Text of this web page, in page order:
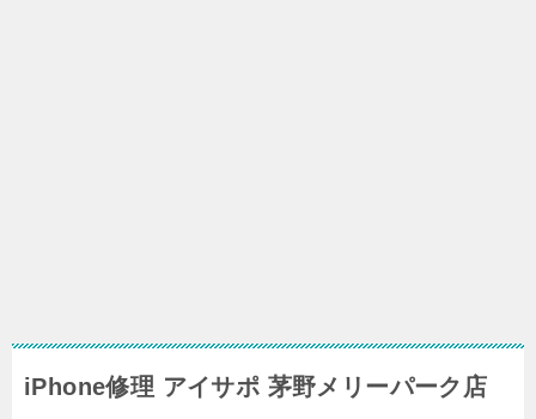
iPhone修理 アイサポ 茅野メリーパーク店